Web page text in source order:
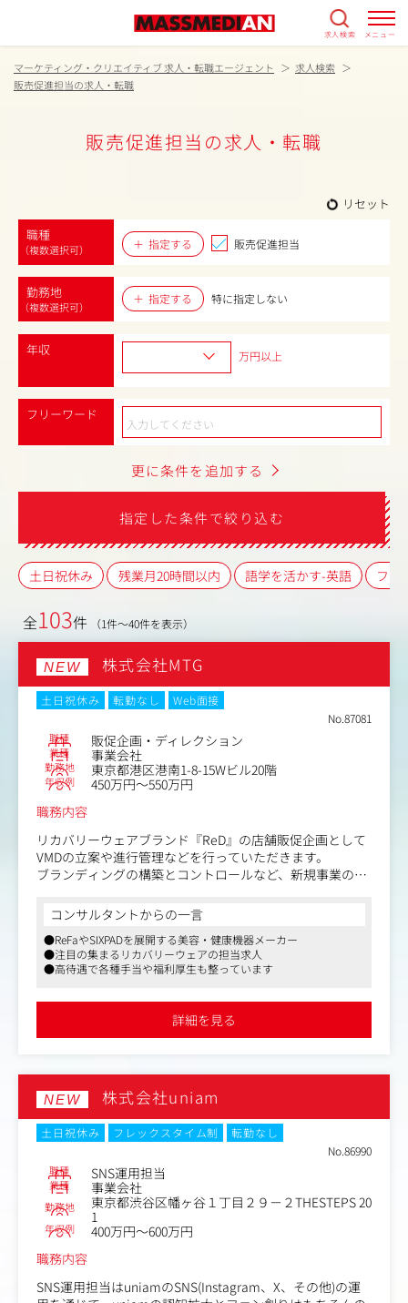
求人検索 メニュー
マーケティング・クリエイティブ 求人・転職エージェント
求人検索
販売促進担当の求人・転職
販売促進担当の求人・転職
リセット
職種
（複数選択可） 指定する 販売促進担当
勤務地
（複数選択可）
指定する 特に指定しない
年収 万円以上
フリーワード
更に条件を追加する
指定した条件で絞り込む
土日祝休み 残業月20時間以内 語学を活かす-英語 フレ
全103件 （1件～40件を表示）
NEW 株式会社MTG
土日祝休み 転勤なし
Web面接
No.87081
職種 販促企画・ディレクション
業種 事業会社
勤務地 東京都港区港南1-8-15Wビル20階
年収例
450万円～550万円
職務内容
リカバリーウェアブランド『ReD』の店舗販促企画として
VMDの立案や進行管理などを行っていただきます。
ブランディングの構築とコントロールなど、新規事業のた
（ディレクション補助、デザイン、スケジュール管理業
務、各種販促物企画、各市場との連携 など）
〈具体的な業務内容〉
●ブランド/商品の広告クリエイティブ制作
●事業部門 /営業部門と連携し、各市場の販促につながる
コンサルタントからの一言
●ReFaやSIXPADを展開する美容・健康機器メーカー
●注目の集まるリカバリーウェアの担当求人
●高待遇で各種手当や福利厚生も整っています
詳細を見る
NEW 株式会社uniam
土日祝休み フレックスタイム制
転勤なし
No.86990
職種 SNS運用担当
業種 事業会社
勤務地
東京都渋谷区幡ヶ谷１丁目２９－２THESTEPS 20
1
年収例
400万円～600万円
職務内容
SNS運用担当はuniamのSNS(Instagram、X、その他)の運